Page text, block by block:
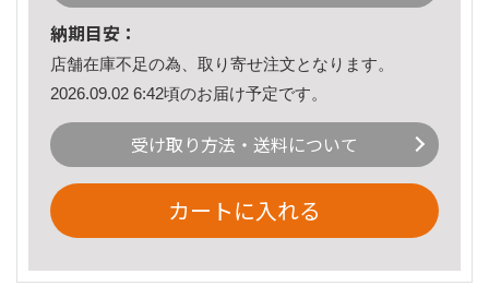
納期目安：
店舗在庫不足の為、取り寄せ注文となります。
2026.09.02 6:42頃のお届け予定です。
受け取り方法・送料について
カートに入れる